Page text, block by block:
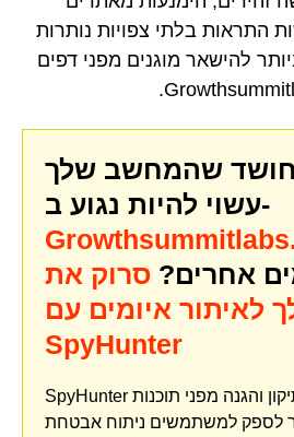
התראות בלתי צפויות נותרות
להישאר מוגנים מפני דפים
שהמחשב שלך
עשוי להיות נגוע ב-
אחרים? סרוק את
לאיתור איומים עם
SpyHunter
SpyHunter הוא כלי רב עוצמה לתיקון והגנה מפני תוכנות
לספק למשתמשים ניתוח אבטחת